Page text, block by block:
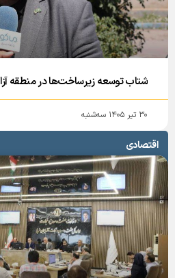
۳۰ تیر ۱۴۰۵ سه‌شنبه
اقتصادی